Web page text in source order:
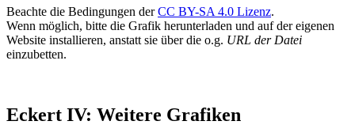
Beachte die Bedingungen derCC BY-SA 4.0 Lizenz.
Wenn möglich, bitte die Grafik herunterladen und auf der eigenen
Website installieren, anstatt sie über die o.g. URL der Datei
einzubetten.
Eckert IV: Weitere Grafiken